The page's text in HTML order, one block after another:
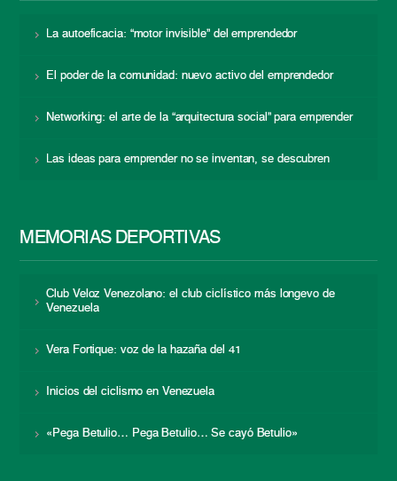
La autoeficacia: “motor invisible” del emprendedor
El poder de la comunidad: nuevo activo del emprendedor
Networking: el arte de la “arquitectura social” para emprender
Las ideas para emprender no se inventan, se descubren
MEMORIAS DEPORTIVAS
Club Veloz Venezolano: el club ciclístico más longevo de
Venezuela
Vera Fortique: voz de la hazaña del 41
Inicios del ciclismo en Venezuela
«Pega Betulio… Pega Betulio… Se cayó Betulio»